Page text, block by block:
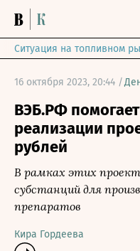
Ситуация на топливном
16 октября 2023, 20:44 /
ВЭБ.РФ
реализации
рублей
В рамках этих
субстанций для
препаратов
Кира Гордеева